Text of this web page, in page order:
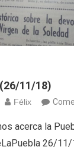
11/18)
Félix
acerca la
26/11/